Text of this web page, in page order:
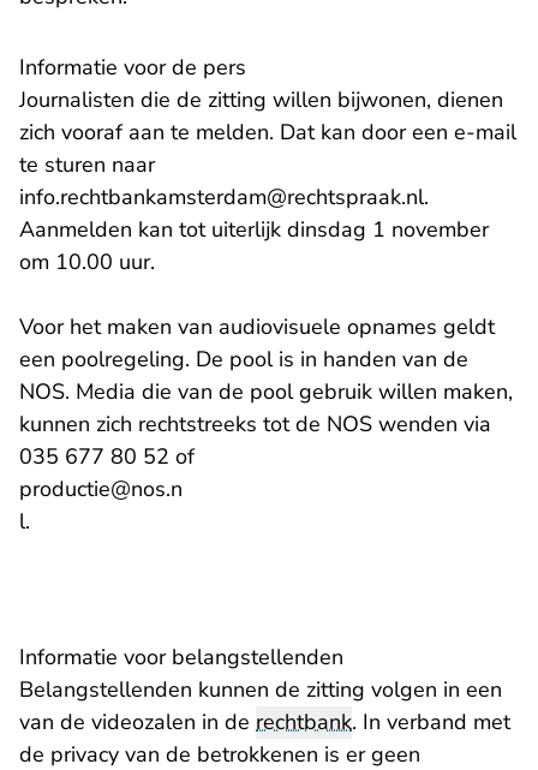
Informatie voor de pers
Journalisten die de zitting willen bijwonen, dienen
zich vooraf aan te melden. Dat kan door een e-mail
te sturen naar
info.rechtbankamsterdam@rechtspraak.nl.
Aanmelden kan tot uiterlijk dinsdag 1 november
om 10.00 uur.
Voor het maken van audiovisuele opnames geldt
een poolregeling. De pool is in handen van de
NOS. Media die van de pool gebruik willen maken,
kunnen zich rechtstreeks tot de NOS wenden via
035 677 80 52 of
productie@nos.n
l.
Informatie voor belangstellenden
Belangstellenden kunnen de zitting volgen in een
van de videozalen in de rechtbank. In verband met
de privacy van de betrokkenen is er geen